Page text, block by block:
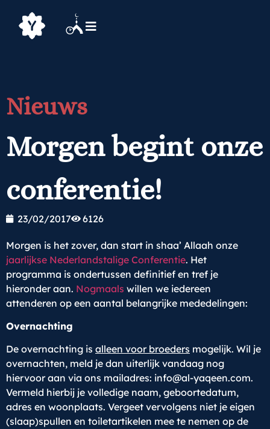
Nieuws
Morgen begint onze
conferentie!
23/02/2017 6126
Morgen is het zover, dan start in shaa’ Allaah onze
jaarlijkse Nederlandstalige Conferentie. Het
programma is ondertussen definitief en tref je
hieronder aan. Nogmaals willen we iedereen
attenderen op een aantal belangrijke mededelingen:
Overnachting
De overnachting is alleen voor broeders mogelijk. Wil je
overnachten, meld je dan uiterlijk vandaag nog
hiervoor aan via ons mailadres: info@al-yaqeen.com.
Vermeld hierbij je volledige naam, geboortedatum,
adres en woonplaats. Vergeet vervolgens niet je eigen
(slaap)spullen en toiletartikelen mee te nemen op de